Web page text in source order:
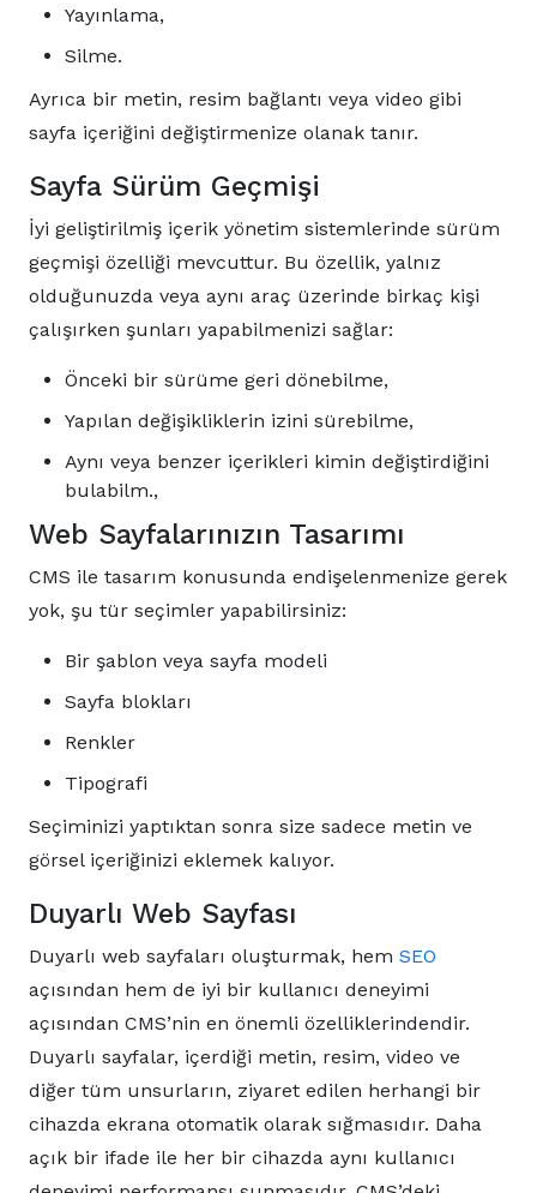
Yayınlama,
Silme.
Ayrıca bir metin, resim bağlantı veya video gibi
sayfa içeriğini değiştirmenize olanak tanır.
Sayfa Sürüm Geçmişi
İyi geliştirilmiş içerik yönetim sistemlerinde sürüm
geçmişi özelliği mevcuttur. Bu özellik, yalnız
olduğunuzda veya aynı araç üzerinde birkaç kişi
çalışırken şunları yapabilmenizi sağlar:
Önceki bir sürüme geri dönebilme,
Yapılan değişikliklerin izini sürebilme,
Aynı veya benzer içerikleri kimin değiştirdiğini
bulabilm.,
Web Sayfalarınızın Tasarımı
CMS ile tasarım konusunda endişelenmenize gerek
yok, şu tür seçimler yapabilirsiniz:
Bir şablon veya sayfa modeli
Sayfa blokları
Renkler
Tipografi
Seçiminizi yaptıktan sonra size sadece metin ve
görsel içeriğinizi eklemek kalıyor.
Duyarlı Web Sayfası
Duyarlı web sayfaları oluşturmak, hem SEO
açısından hem de iyi bir kullanıcı deneyimi
açısından CMS’nin en önemli özelliklerindendir.
Duyarlı sayfalar, içerdiği metin, resim, video ve
diğer tüm unsurların, ziyaret edilen herhangi bir
cihazda ekrana otomatik olarak sığmasıdır. Daha
açık bir ifade ile her bir cihazda aynı kullanıcı